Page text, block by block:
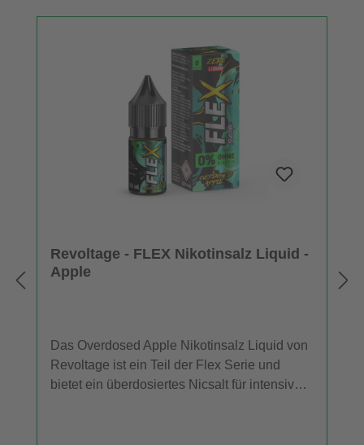
Revoltage - FLEX Nikotinsalz Liquid -
Apple
Das Overdosed Apple Nikotinsalz Liquid von
Revoltage ist ein Teil der Flex Serie und
bietet ein überdosiertes Nicsalt für intensiven